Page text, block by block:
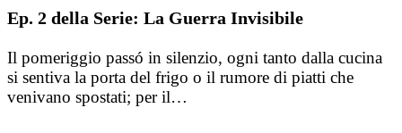
Ep. 2 della Serie: La Guerra Invisibile
Il pomeriggio passó in silenzio, ogni tanto dalla cucina
si sentiva la porta del frigo o il rumore di piatti che
venivano spostati; per il…